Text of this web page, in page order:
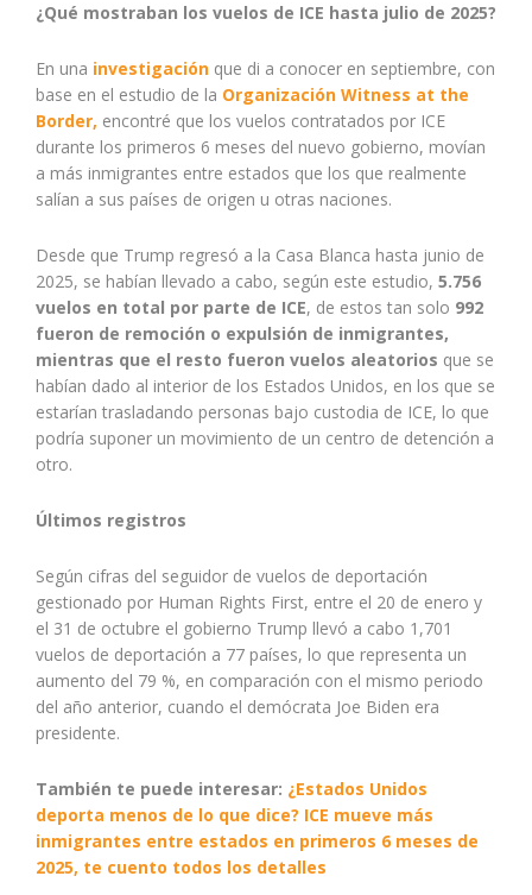
¿Qué mostraban los vuelos de ICE hasta julio de 2025?
En una investigación que di a conocer en septiembre, con
base en el estudio de la Organización Witness at the
Border, encontré que los vuelos contratados por ICE
durante los primeros 6 meses del nuevo gobierno, movían
a más inmigrantes entre estados que los que realmente
salían a sus países de origen u otras naciones.
Desde que Trump regresó a la Casa Blanca hasta junio de
2025, se habían llevado a cabo, según este estudio, 5.756
vuelos en total por parte de ICE, de estos tan solo 992
fueron de remoción o expulsión de inmigrantes,
mientras que el resto fueron vuelos aleatorios que se
habían dado al interior de los Estados Unidos, en los que se
estarían trasladando personas bajo custodia de ICE, lo que
podría suponer un movimiento de un centro de detención a
otro.
Últimos registros
Según cifras del seguidor de vuelos de deportación
gestionado por Human Rights First, entre el 20 de enero y
el 31 de octubre el gobierno Trump llevó a cabo 1,701
vuelos de deportación a 77 países, lo que representa un
aumento del 79 %, en comparación con el mismo periodo
del año anterior, cuando el demócrata Joe Biden era
presidente.
También te puede interesar: ¿Estados Unidos
deporta menos de lo que dice? ICE mueve más
inmigrantes entre estados en primeros 6 meses de
2025, te cuento todos los detalles